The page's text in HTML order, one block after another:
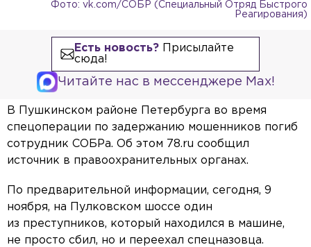
Фото: vk.com/СОБР (Специальный Отряд Быстрого
Реагирования)
Есть новость?Присылайте
сюда!
Читайте нас в мессенджере Max!
В Пушкинском районе Петербурга во время
спецоперации по задержанию мошенников погиб
сотрудник СОБРа. Об этом 78.ru сообщил
источник в правоохранительных органах.
По предварительной информации, сегодня, 9
ноября, на Пулковском шоссе один
из преступников, который находился в машине,
не просто сбил, но и переехал спецназовца.